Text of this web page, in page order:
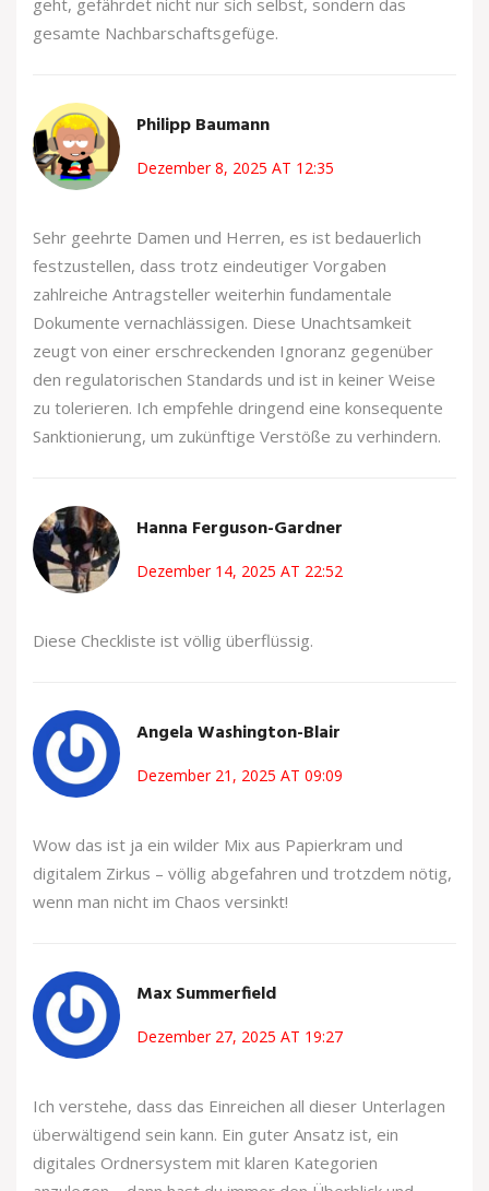
gesamte Nachbarschaftsgefüge.
Philipp Baumann
Dezember 8, 2025 AT 12:35
Sehr geehrte Damen und Herren, es ist bedauerlich
festzustellen, dass trotz eindeutiger Vorgaben
zahlreiche Antragsteller weiterhin fundamentale
Dokumente vernachlässigen. Diese Unachtsamkeit
zeugt von einer erschreckenden Ignoranz gegenüber
den regulatorischen Standards und ist in keiner Weise
zu tolerieren. Ich empfehle dringend eine konsequente
Sanktionierung, um zukünftige Verstöße zu verhindern.
Hanna Ferguson-Gardner
Dezember 14, 2025 AT 22:52
Diese Checkliste ist völlig überflüssig.
Angela Washington-Blair
Dezember 21, 2025 AT 09:09
Wow das ist ja ein wilder Mix aus Papierkram und
digitalem Zirkus – völlig abgefahren und trotzdem nötig,
wenn man nicht im Chaos versinkt!
Max Summerfield
Dezember 27, 2025 AT 19:27
Ich verstehe, dass das Einreichen all dieser Unterlagen
überwältigend sein kann. Ein guter Ansatz ist, ein
digitales Ordnersystem mit klaren Kategorien